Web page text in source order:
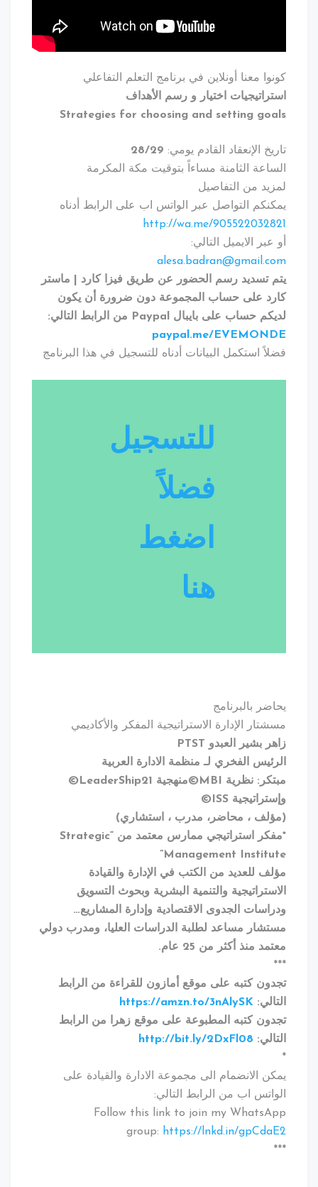
كونوا معنا أونلاين في برنامج التعلم التفاعلي
استراتيجيات اختيار و رسم الأهداف
Strategies for choosing and setting goals
تاريخ الإنعقاد القادم يومي: 28/29
الساعة الثامنة مساءاً بتوقيت مكة المكرمة
لمزيد من التفاصيل
يمكنكم التواصل عبر الواتس اب على الرابط أدناه
http://wa.me/905522032821
أو عبر الايميل التالي:
alesa.badran@gmail.com
يتم تسديد رسم الحضور عن طريق فيزا كارد | ماستر
كارد على حساب المجموعة دون ضرورة أن يكون
لديكم حساب على بايبال Paypal من الرابط التالي:
paypal.me/EVEMONDE
فضلاً استكمل البيانات أدناه للتسجيل في هذا البرنامج
للتسجيل
فضلاً
اضغط
هنا
يحاضر بالبرنامج
مسشتار الإدارة الاستراتيجية المفكر والأكاديمي
زاهر بشير العبدو PTST
الرئيس الفخري لـ منظمة الادارة العربية
مبتكر: نظرية MBI©منهجية LeaderShip21©
وإستراتيجية ISS©
(مؤلف ، محاضر، مدرب ، استشاري)
*مفكر استراتيجي ممارس معتمد من “Strategic
Management Institute”
مؤلف للعديد من الكتب في الإدارة والقيادة
الاستراتيجية والتنمية البشرية وبحوث التسويق
ودراسات الجدوى الاقتصادية وإدارة المشاريع…
مستشار مساعد لطلبة الدراسات العليا، ومدرب دولي
معتمد منذ أكثر من 25 عام.
***
تجدون كتبه على موقع أمازون للقراءة من الرابط
التالي: https://amzn.to/3nAlySK
تجدون كتبه المطبوعة على موقع زهرا من الرابط
التالي: http://bit.ly/2DxFl08
*
يمكن الانضمام الى مجموعة الادارة والقيادة على
الواتس اب من الرابط التالي:
Follow this link to join my WhatsApp
group: https://lnkd.in/gpCdaE2
***